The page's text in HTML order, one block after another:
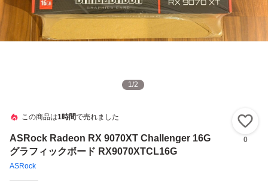
1/2
この商品は1時間で売れました
ASRock Radeon RX 9070XT Challenger 16G
グラフィックボード RX9070XTCL16G
ASRock
0